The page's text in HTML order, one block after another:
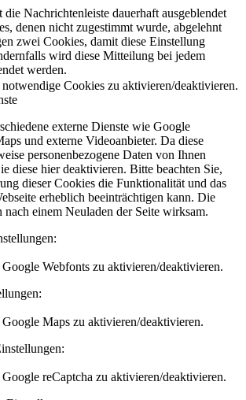
Nachrichtenleiste dauerhaft ausgeblendet
denen nicht zugestimmt wurde, abgelehnt
zwei Cookies, damit diese Einstellung
wird diese Mitteilung bei jedem
werden.
Cookies zu aktivieren/deaktivieren.
externe Dienste wie Google
und externe Videoanbieter. Da diese
personenbezogene Daten von Ihnen
diese hier deaktivieren. Bitte beachten Sie,
dieser Cookies die Funktionalität und das
erheblich beeinträchtigen kann. Die
einem Neuladen der Seite wirksam.
Webfonts zu aktivieren/deaktivieren.
Maps zu aktivieren/deaktivieren.
reCaptcha zu aktivieren/deaktivieren.